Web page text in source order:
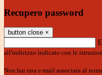
Recupero password
button close ×
all'indirizzo indicato con le
Non hai una e-mail associata al